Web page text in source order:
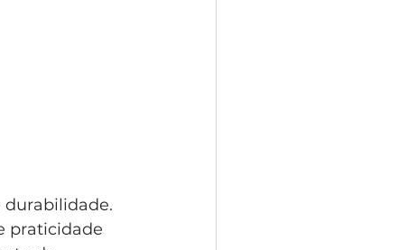
durabilidade.
praticidade